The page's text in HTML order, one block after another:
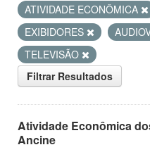
ATIVIDADE ECONÔMICA
EXIBIDORES
TELEVISÃO
Filtrar Resultados
Atividade Econômica
Ancine